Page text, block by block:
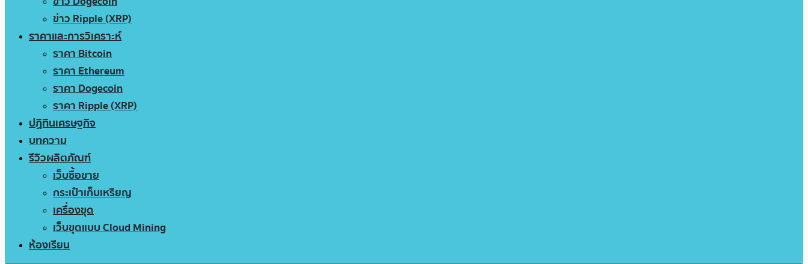
ข่าว Ripple (XRP)
ราคาและการวิเคราะห์
ราคา Bitcoin
ราคา Ethereum
ราคา Dogecoin
ราคา Ripple (XRP)
ปฏิทินเศรษฐกิจ
บทความ
รีวิวผลิตภัณฑ์
เว็บซื้อขาย
กระเป๋าเก็บเหรียญ
เครื่องขุด
เว็บขุดแบบ Cloud Mining
ห้องเรียน